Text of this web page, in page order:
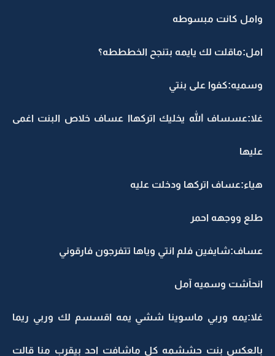
وامل كانت مبسوطه
امل:ماقلت لك يايمه بتنجح الخطططه؟
وسميه:كفوا على بنتي
غلا:عسساف الله يخليك اتركهاا عساف خلاص البنت اغمى
عليها
هياء:عساف اتركها ودخلت عليه
طلع ووجهه احمر
عساف:شايفين فلم انتي وياها تتفرجون فارقوني
انحآشت وسميه آمل
غلا:يمه وربي ماسوينا ششي يمه اقسسم لك وربي ريما
بالعكس بنت حششمه كل ماشافت احد بيقرب منا قالت